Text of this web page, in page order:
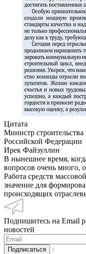
Цитата
Министр
Российской Федерации
Ирек Файзуллин
В нынешнее время,
вопросов очень много,
Работа средств
значение для
происходящих
Подпишитесь на Email
новостей